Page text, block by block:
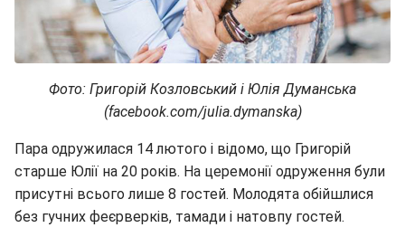
Фото: Григорій Козловський і Юлія Думанська
(facebook.com/julia.dymanska)
Пара одружилася 14 лютого і відомо, що Григорій
старше Юлії на 20 років. На церемонії одруження були
присутні всього лише 8 гостей. Молодята обійшлися
без гучних феєрверків, тамади і натовпу гостей.